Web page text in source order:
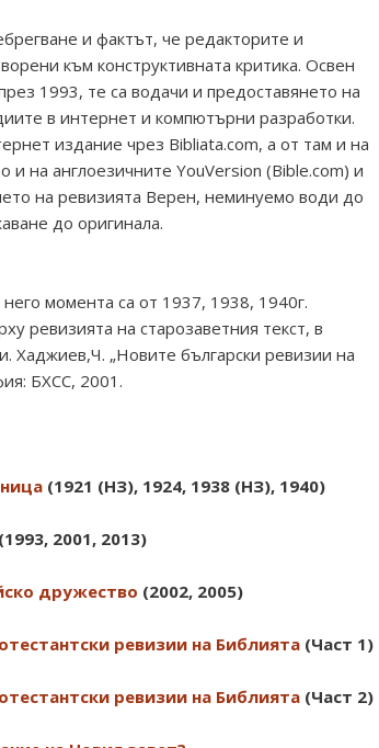
и фактът, че редакторите и
към конструктивната критикa. Освен
1993, те са водачи и предоставянето на
в интернет и компютърни разработки.
издание чрез Bibliata.com, а от там и на
и на англоезичните YouVersion (Bible.com) и
на ревизията Верен, неминуемо води до
до оригинала.
момента са от 1937, 1938, 1940г.
ревизията на старозаветния текст, в
Хаджиев,Ч. „Новите български ревизии на
БХСС, 2001.
(1921 (НЗ), 1924, 1938 (НЗ), 1940)
(1993, 2001, 2013)
дружество (2002, 2005)
ревизии на Библията (Част 1)
ревизии на Библията (Част 2)